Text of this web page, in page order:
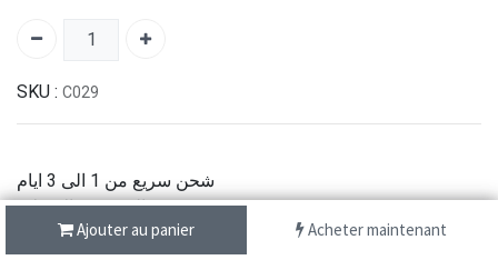
Ajouter au panier Acheter maintenant
SKU : C029
شحن سريع من 1 الى 3 ايام
الدفع عند الاستلام
خدمة الزبائن عبر الهاتف